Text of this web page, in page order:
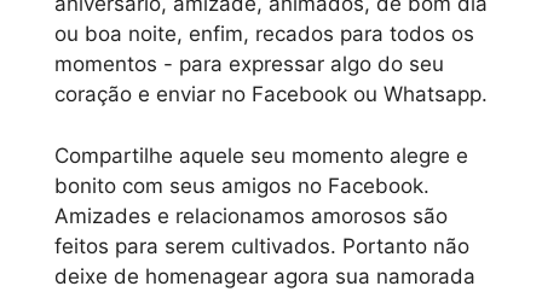
ou boa noite, enfim, recados para todos os
momentos - para expressar algo do seu
coração e enviar no Facebook ou Whatsapp.
Compartilhe aquele seu momento alegre e
bonito com seus amigos no Facebook.
Amizades e relacionamos amorosos são
feitos para serem cultivados. Portanto não
deixe de homenagear agora sua namorada